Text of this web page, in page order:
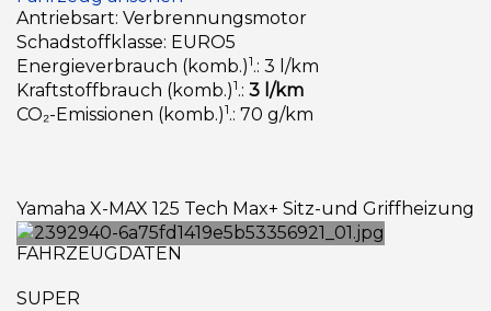
Antriebsart: Verbrennungsmotor
Schadstoffklasse: EURO5
Energieverbrauch (komb.)1.: 3 l/km
Kraftstoffbrauch (komb.)1.: 3 l/km
CO₂-Emissionen (komb.)1.: 70 g/km
Yamaha X-MAX 125 Tech Max+ Sitz-und Griffheizung
FAHRZEUGDATEN
SUPER